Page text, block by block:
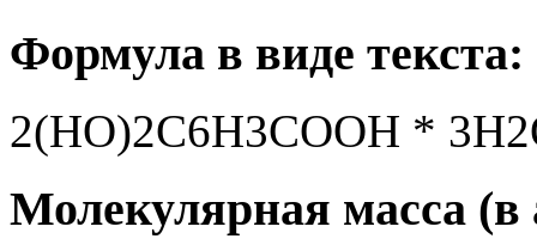
Формула в виде текста:
2(HO)2C6H3COOH *
Молекулярная масса (в